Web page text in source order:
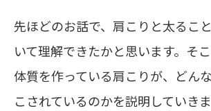
先ほどのお話で、肩こりと太るこ
いて理解できたかと思います。そ
体質を作っている肩こりが、どん
こされているのかを説明していきま